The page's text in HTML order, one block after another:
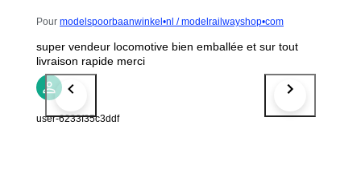
Pour modelspoorbaanwinkel•nl / modelrailwayshop•com
super vendeur locomotive bien emballée et sur tout
livraison rapide merci
user-6233f35c3ddf